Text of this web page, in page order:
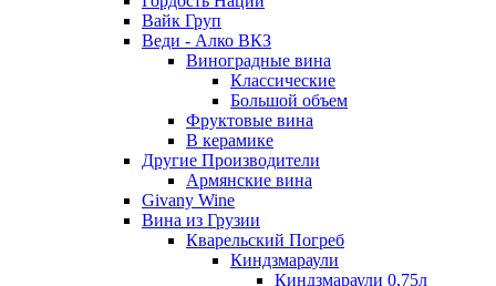
Вайк Груп
Веди - Алко ВКЗ
Виноградные вина
Классические
Большой объем
Фруктовые вина
В керамике
Другие Производители
Армянские вина
Givany Wine
Вина из Грузии
Кварельский Погреб
Киндзмараули
Киндзмараули 0,75л